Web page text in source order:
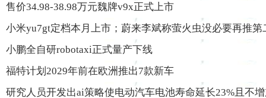
售价34.98-38.98万元魏牌v9x正式上市
小米yu7gt定档本月上市；蔚来李斌称萤火虫没必要再推第
小鹏全自研robotaxi正式量产下线
福特计划2029年前在欧洲推出7款新车
研究人员开发出ai策略使电动汽车电池寿命延长23%且不